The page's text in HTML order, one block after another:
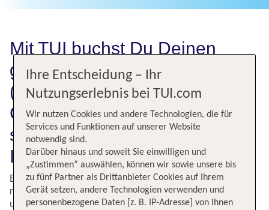
Mit TUI buchst Du Deinen
günstigen Flug von Düsseldorf
(DUS) nach Djerba (DJE).
Gönne Dir Deine Reise auf die
sonnenverwöhnte tunesische
Insel!
Bei einer Flugzeit von nur rund drei Stunden kommst Du
mit TUI schnell von Düsseldorf (DUS) nach Djerba (DJE) -
und das bereits zum kleinen Preis. Ob Erholungsurlaub,
Ihre Entscheidung – Ihr
Nutzungserlebnis bei TUI.com
Wir nutzen Cookies und andere Technologien, die für
Services und Funktionen auf unserer Website
notwendig sind.
Darüber hinaus und soweit Sie einwilligen und
„Zustimmen“ auswählen, können wir sowie unsere bis
zu fünf Partner als Drittanbieter Cookies auf Ihrem
Gerät setzen, andere Technologien verwenden und
personenbezogene Daten [z. B. IP-Adresse] von Ihnen